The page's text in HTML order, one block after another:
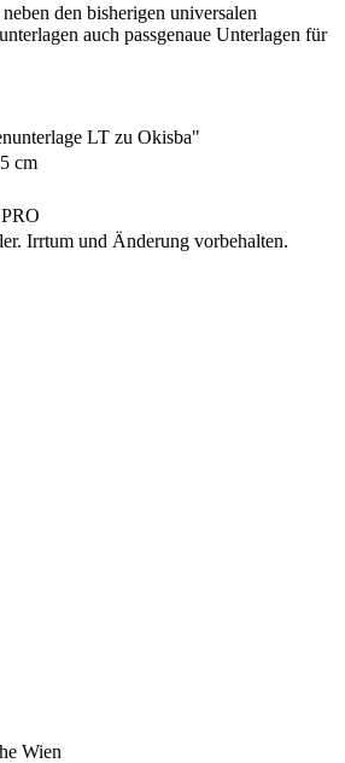
den bisherigen universalen
auch passgenaue Unterlagen für
LT zu Okisba"
cm
Irrtum und Änderung vorbehalten.
Wien